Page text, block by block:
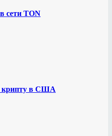
сети TON
крипту в США